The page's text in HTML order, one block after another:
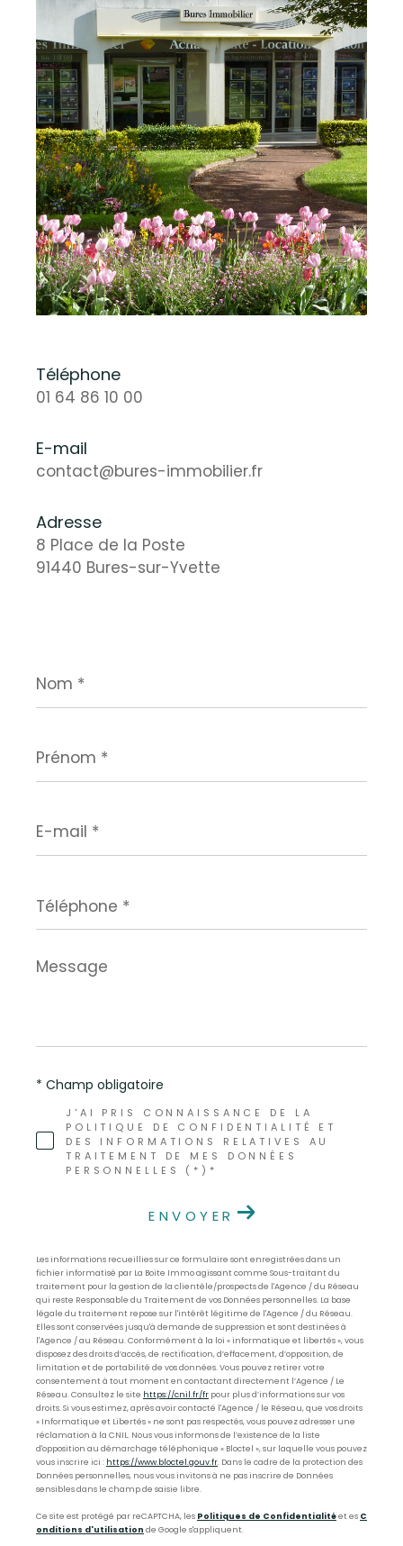
Téléphone
01 64 86 10 00
E-mail
contact@bures-immobilier.fr
Adresse
8 Place de la Poste
91440 Bures-sur-Yvette
*
*
mail
*
*
Message
*
J'AI PRIS CONNAISSANCE DE LA
POLITIQUE DE CONFIDENTIALITÉ ET
DES INFORMATIONS RELATIVES AU
TRAITEMENT DE MES DONNÉES
PERSONNELLES (*)*
* Champ obligatoire
ENVOYER
Les informations recueillies sur ce formulaire sont enregistrées dans un
fichier informatisé par La Boite Immo agissant comme Sous-traitant du
traitement pour la gestion de la clientèle/prospects de l'Agence / du Réseau
qui reste Responsable du Traitement de vos Données personnelles. La base
légale du traitement repose sur l'intérêt légitime de l'Agence / du Réseau.
Elles sont conservées jusqu'à demande de suppression et sont destinées à
l'Agence / au Réseau. Conformément à la loi « informatique et libertés », vous
disposez des droits d’accès, de rectification, d’effacement, d’opposition, de
limitation et de portabilité de vos données. Vous pouvez retirer votre
consentement à tout moment en contactant directement l’Agence / Le
Réseau. Consultez le site https://cnil.fr/fr pour plus d’informations sur vos
droits. Si vous estimez, après avoir contacté l'Agence / le Réseau, que vos droits
« Informatique et Libertés » ne sont pas respectés, vous pouvez adresser une
réclamation à la CNIL. Nous vous informons de l’existence de la liste
d'opposition au démarchage téléphonique « Bloctel », sur laquelle vous pouvez
vous inscrire ici : https://www.bloctel.gouv.fr. Dans le cadre de la protection des
Données personnelles, nous vous invitons à ne pas inscrire de Données
sensibles dans le champ de saisie libre.
Ce site est protégé par reCAPTCHA, les Politiques de Confidentialitéet es C
onditions d'utilisation de Google s'appliquent.